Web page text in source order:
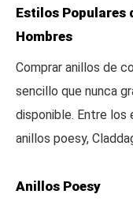
Estilos Populares
Hombres
Comprar anillos de
sencillo que nunca
disponible. Entre los
anillos poesy,
Anillos Poesy